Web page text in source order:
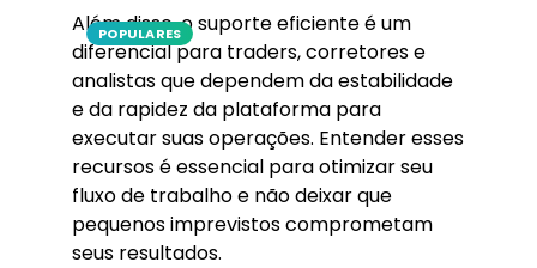
POPULARES
Além disso, o suporte eficiente é um
diferencial para traders, corretores e
analistas que dependem da estabilidade
e da rapidez da plataforma para
executar suas operações. Entender esses
recursos é essencial para otimizar seu
fluxo de trabalho e não deixar que
pequenos imprevistos comprometam
seus resultados.